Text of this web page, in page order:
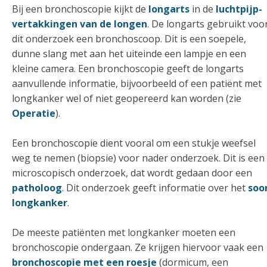
Bij een bronchoscopie kijkt de longarts in de luchtpijp-
vertakkingen van de longen. De longarts gebruikt
dit onderzoek een bronchoscoop. Dit is een soepele,
dunne slang met aan het uiteinde een lampje en een
kleine camera. Een bronchoscopie geeft de longarts
aanvullende informatie, bijvoorbeeld of een patiënt met
longkanker wel of niet geopereerd kan worden (zie
Operatie).
Een bronchoscopie dient vooral om een stukje weefsel
weg te nemen (biopsie) voor nader onderzoek. Dit is een
microscopisch onderzoek, dat wordt gedaan door een
patholoog. Dit onderzoek geeft informatie over het
longkanker.
De meeste patiënten met longkanker moeten een
bronchoscopie ondergaan. Ze krijgen hiervoor vaak een
bronchoscopie met een roesje (dormicum, een